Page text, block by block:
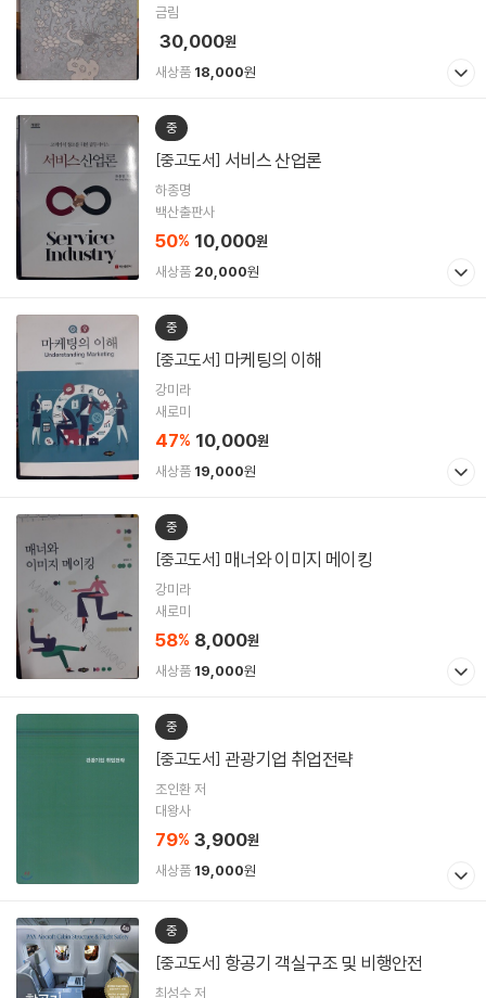
금림
30,000원
새상품 18,000원
중
[중고도서] 서비스 산업론
하종명
백산출판사
50% 10,000원
새상품 20,000원
중
[중고도서] 마케팅의 이해
강미라
새로미
47% 10,000원
새상품 19,000원
중
[중고도서] 매너와 이미지 메이킹
강미라
새로미
58% 8,000원
새상품 19,000원
중
[중고도서] 관광기업 취업전략
조인환 저
대왕사
79% 3,900원
새상품 19,000원
중
[중고도서] 항공기 객실구조 및 비행안전
최성수 저